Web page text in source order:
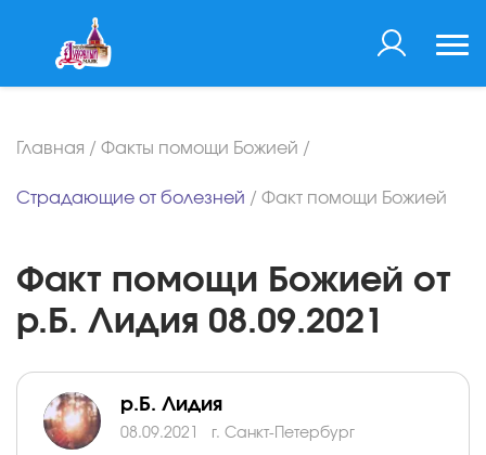
Главная / Факты помощи Божией /
Страдающие от болезней / Факт помощи Божией
Факт помощи Божией от
р.Б. Лидия 08.09.2021
р.Б. Лидия
08.09.2021 г. Санкт-Петербург